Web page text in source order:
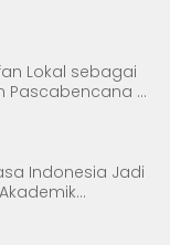
Lokal sebagai
Pascabencana di
Indonesia Jadi